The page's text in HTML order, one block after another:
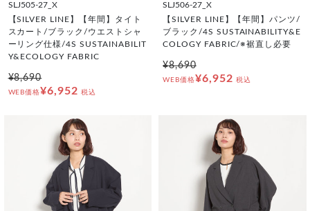
SLJ505-27_X
【SILVER LINE】【年間】タイト
スカート/ブラック/ウエストシャ
ーリング仕様/4S SUSTAINABILIT
Y&ECOLOGY FABRIC
¥8,690
WEB価格¥6,952 税込
SLJ506-27_X
【SILVER LINE】【年間】パンツ/
ブラック/4S SUSTAINABILITY&E
COLOGY FABRIC/※裾直し必要
¥8,690
WEB価格¥6,952 税込